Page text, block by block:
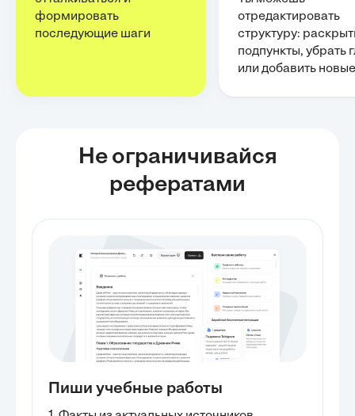
формировать
последующие шаги
отредактировать
структуру:
подпункты, убрать
или добавить новые
Не ограничивайся
рефератами
Пиши учебные работы